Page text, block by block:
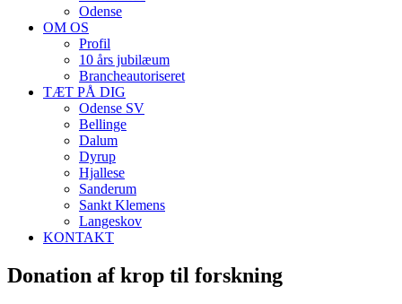
Odense
OM OS
Profil
10 års jubilæum
Brancheautoriseret
TÆT PÅ DIG
Odense SV
Bellinge
Dalum
Dyrup
Hjallese
Sanderum
Sankt Klemens
Langeskov
KONTAKT
Donation af krop til forskning